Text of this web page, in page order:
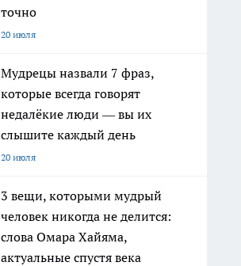
точно
20 июля
Мудрецы назвали 7 фраз,
которые всегда говорят
недалёкие люди — вы их
слышите каждый день
20 июля
3 вещи, которыми мудрый
человек никогда не делится:
слова Омара Хайяма,
актуальные спустя века